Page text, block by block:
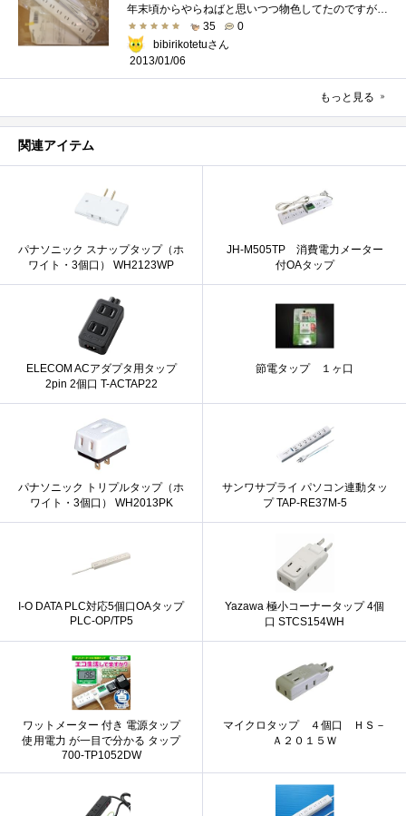
35
0
bibirikotetuさん
2013/01/06
もっと見る
関連アイテム
パナソニック スナップタップ（ホ
ワイト・3個口） WH2123WP
JH-M505TP 消費電力メーター
付OAタップ
ELECOM ACアダプタ用タップ
2pin 2個口 T-ACTAP22
節電タップ １ヶ口
パナソニック トリプルタップ（ホ
ワイト・3個口） WH2013PK
サンワサプライ パソコン連動タッ
プ TAP-RE37M-5
I-O DATA PLC対応5個口OAタップ
PLC-OP/TP5
Yazawa 極小コーナータップ 4個
口 STCS154WH
ワットメーター 付き 電源タップ
使用電力 が一目で分かる タップ
700-TP1052DW
マイクロタップ ４個口 ＨＳ－
Ａ２０１５Ｗ